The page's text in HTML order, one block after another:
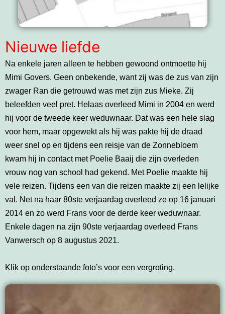
Nieuwe liefde
Na enkele jaren alleen te hebben gewoond ontmoette hij
Mimi Govers. Geen onbekende, want zij was de zus van zijn
zwager Ran die getrouwd was met zijn zus Mieke. Zij
beleefden veel pret. Helaas overleed Mimi in 2004 en werd
hij voor de tweede keer weduwnaar. Dat was een hele slag
voor hem, maar opgewekt als hij was pakte hij de draad
weer snel op en tijdens een reisje van de Zonnebloem
kwam hij in contact met Poelie Baaij die zijn overleden
vrouw nog van school had gekend. Met Poelie maakte hij
vele reizen. Tijdens een van die reizen maakte zij een lelijke
val. Net na haar 80ste verjaardag overleed ze op 16 januari
2014 en zo werd Frans voor de derde keer weduwnaar.
Enkele dagen na zijn 90ste verjaardag overleed Frans
Vanwersch op 8 augustus 2021.
Klik op onderstaande foto’s voor een vergroting.